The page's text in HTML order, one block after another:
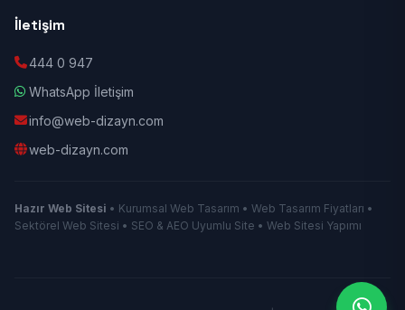
İletişim
444 0 947
WhatsApp İletişim
info@web-dizayn.com
web-dizayn.com
Hazır Web Sitesi • Kurumsal Web Tasarım • Web Tasarım Fiyatları •
Sektörel Web Sitesi • SEO & AEO Uyumlu Site • Web Sitesi Yapımı